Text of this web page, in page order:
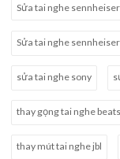
Sửa tai nghe sennheiser
Sửa tai nghe
sửa tai nghe sony
thay gọng tai nghe beats
thay mút tai nghe jbl